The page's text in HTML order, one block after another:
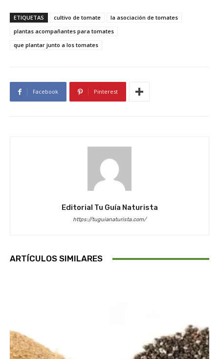
ETIQUETAS cultivo de tomate
la asociación de tomates
plantas acompañantes para tomates
que plantar junto a los tomates
Facebook Pinterest
Editorial Tu Guía Naturista
https://tuguianaturista.com/
ARTÍCULOS SIMILARES